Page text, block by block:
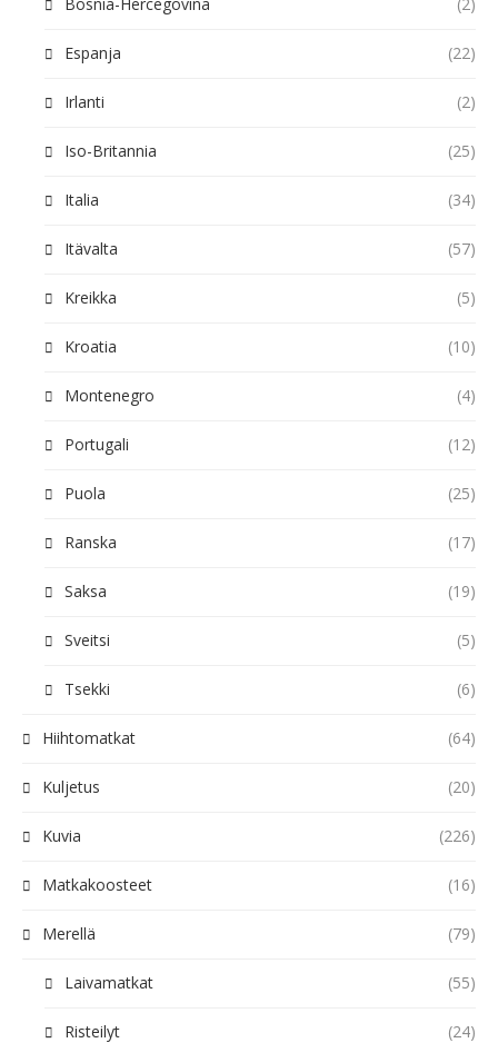
Espanja (22)
Irlanti (2)
Iso-Britannia (25)
Italia (34)
Itävalta (57)
Kreikka (5)
Kroatia (10)
Montenegro (4)
Portugali (12)
Puola (25)
Ranska (17)
Saksa (19)
Sveitsi (5)
Tsekki (6)
Hiihtomatkat (64)
Kuljetus (20)
Kuvia (226)
Matkakoosteet (16)
Merellä (79)
Laivamatkat (55)
Risteilyt (24)